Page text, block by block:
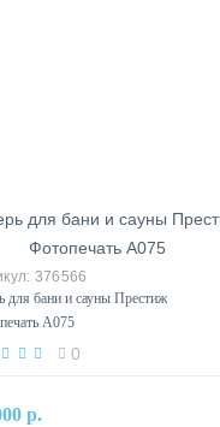
376566
для бани и сауны Престиж
А075
0
р.
В корзину